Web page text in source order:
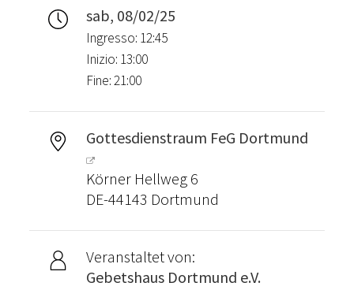
sab, 08/02/25
Ingresso: 12:45
Inizio: 13:00
Fine: 21:00
Gottesdienstraum FeG Dortmund
Körner Hellweg 6
DE-44143 Dortmund
Veranstaltet von:
Gebetshaus Dortmund e.V.